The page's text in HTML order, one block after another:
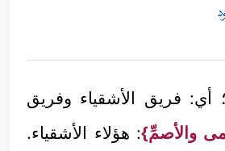
؛ أي: فريق الأشقياء وفريق
والأصمِّ}: هؤلاء الأشقياء.